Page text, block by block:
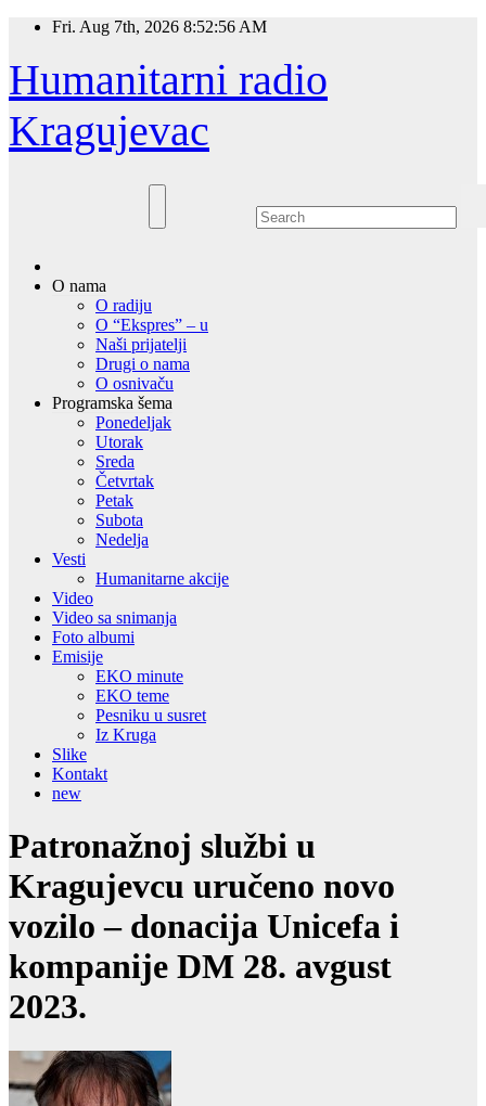
Skip
content
Fri. Aug 7th, 2026 8:52:56 AM
Humanitarni radio
Kragujevac
O nama
O radiju
O “Ekspres” – u
Naši prijatelji
Drugi o nama
O osnivaču
Programska šema
Ponedeljak
Utorak
Sreda
Četvrtak
Petak
Subota
Nedelja
Vesti
Humanitarne akcije
Video
Video sa snimanja
Foto albumi
Emisije
EKO minute
EKO teme
Pesniku u susret
Iz Kruga
Slike
Kontakt
new
Patronažnoj službi u
Kragujevcu uručeno novo
vozilo – donacija Unicefa i
kompanije DM 28. avgust
2023.